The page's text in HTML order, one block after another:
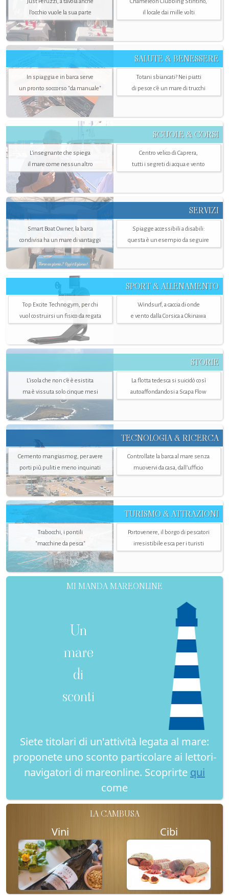
l’occhio vuole la sua parte
il locale dai mille volti
SALUTE & BENESSERE
In spiaggia e in barca serve
un pronto soccorso "da manuale"
Totani sbiancati? Nei piatti
di pesce c'è un mare di trucchi
SCUOLE & CORSI
L'insegnante che spiega
il mare come nessun altro
Centro velico di Caprera,
tutti i segreti di acqua e vento
SERVIZI
Smart Boat Owner, la barca
condivisa ha un mare di vantaggi
Spiagge accessibili a disabili:
questa è un esempio da seguire
SPORT & ALLENAMENTO
Top Excite Technogym, per chi
vuol costruirsi un fisico da regata
Windsurf, a caccia di onde
e vento dalla Corsica a Okinawa
STORIE
L’isola che non c'è è esistita
ma è vissuta solo cinque mesi
La flotta tedesca si suicidò così
autoaffondandosi a Scapa Flow
TECNOLOGIA & RICERCA
Cemento mangiasmog, per avere
porti più puliti e meno inquinati
Controllate la barca al mare senza
muovervi da casa, dall’ufficio
TURISMO & ATTRAZIONI
Trabocchi, i pontili
"macchine da pesca"
Portovenere, il borgo di pescatori
irresistibile esca per i turisti
MI MANDA MAREONLINE
Un
mare
di
sconti
Siete titolari di un'attività legata al mare:
proponete uno sconto particolare ai lettori-
navigatori di mareonline. Scoprirte qui
come
LA CAMBUSA
Vini Cibi